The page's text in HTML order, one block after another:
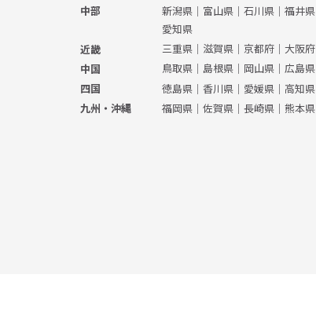
中部
新潟県 ｜ 富山県 ｜ 石川県 ｜ 福井県
愛知県
近畿
三重県 ｜ 滋賀県 ｜ 京都府 ｜ 大阪府
中国
鳥取県 ｜ 島根県 ｜ 岡山県 ｜ 広島県
四国
徳島県 ｜ 香川県 ｜ 愛媛県 ｜ 高知県
九州・沖縄
福岡県 ｜ 佐賀県 ｜ 長崎県 ｜ 熊本県